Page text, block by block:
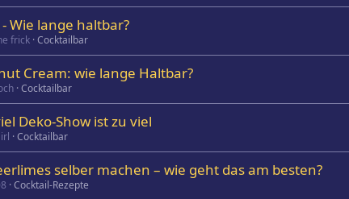
Wie lange haltbar?
frick Cocktailbar
Cream: wie lange Haltbar?
Cocktailbar
Deko-Show ist zu viel
Cocktailbar
selber machen – wie geht das am besten?
Cocktail-Rezepte